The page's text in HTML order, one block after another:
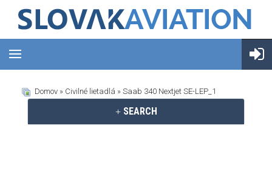
Domov » Civilné lietadlá » Saab 340 Nextjet SE-LEP_1
SEARCH